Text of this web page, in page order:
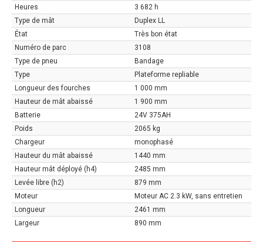
Heures
3 682 h
Type de mât
Duplex LL
État
Très bon état
Numéro de parc
3108
Type de pneu
Bandage
Type
Plateforme repliable
Longueur des fourches
1 000 mm
Hauteur de mât abaissé
1 900 mm
Batterie
24V 375AH
Poids
2065 kg
Chargeur
monophasé
Hauteur du mât abaissé
1440 mm
Hauteur mât déployé (h4)
2485 mm
Levée libre (h2)
879 mm
Moteur
Moteur AC 2.3 kW, sans entretien
Longueur
2461 mm
Largeur
890 mm